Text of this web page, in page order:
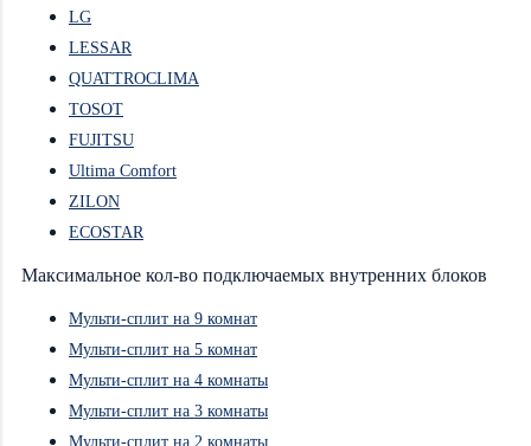
LG
LESSAR
QUATTROCLIMA
TOSOT
FUJITSU
Ultima Comfort
ZILON
ECOSTAR
Максимальное кол-во подключаемых внутренних блоков
Мульти-сплит на 9 комнат
Мульти-сплит на 5 комнат
Мульти-сплит на 4 комнаты
Мульти-сплит на 3 комнаты
Мульти-сплит на 2 комнаты